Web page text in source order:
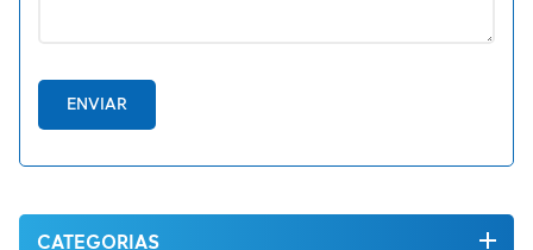
ENVIAR
CATEGORIAS